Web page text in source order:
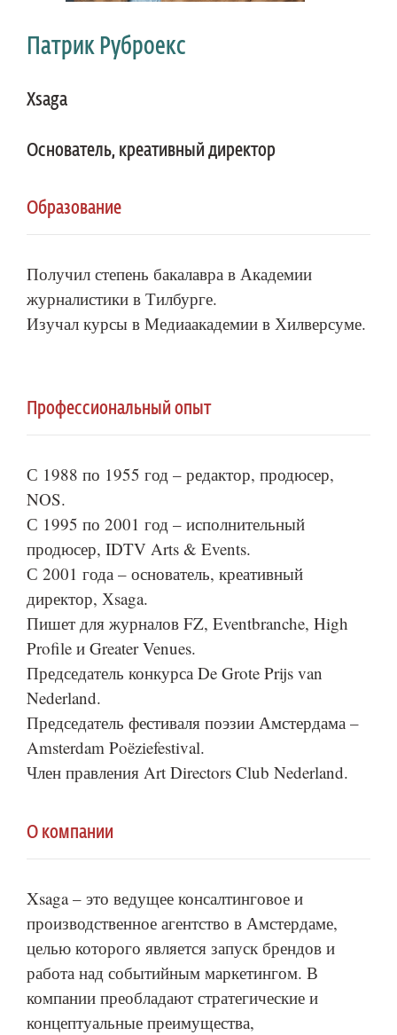
Патрик Руброекс
Хsaga
Основатель, креативный директор
Образование
Получил степень бакалавра в Академии
журналистики в Тилбурге.
Изучал курсы в Медиаакадемии в Хилверсуме.
Профессиональный опыт
С 1988 по 1955 год – редактор, продюсер,
NOS.
С 1995 по 2001 год – исполнительный
продюсер, IDTV Arts & Events.
С 2001 года – основатель, креативный
директор, Хsaga.
Пишет для журналов FZ, Eventbranche, High
Profile и Greater Venues.
Председатель конкурса De Grote Prijs van
Nederland.
Председатель фестиваля поэзии Амстердама –
Amsterdam Poëziefestival.
Член правления Art Directors Club Nederland.
О компании
Xsaga – это ведущее консалтинговое и
производственное агентство в Амстердаме,
целью которого является запуск брендов и
работа над событийным маркетингом. В
компании преобладают стратегические и
концептуальные преимущества,